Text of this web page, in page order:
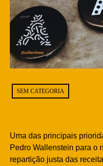
SEM CATEGORIA
Uma das principais
Pedro Wallenstein para o
repartição justa das